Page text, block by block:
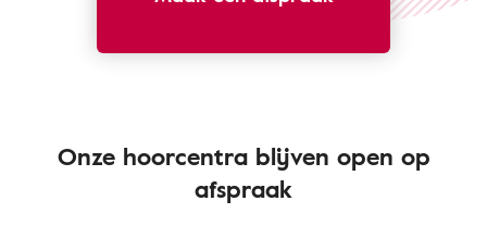
Onze hoorcentra blijven open op
afspraak